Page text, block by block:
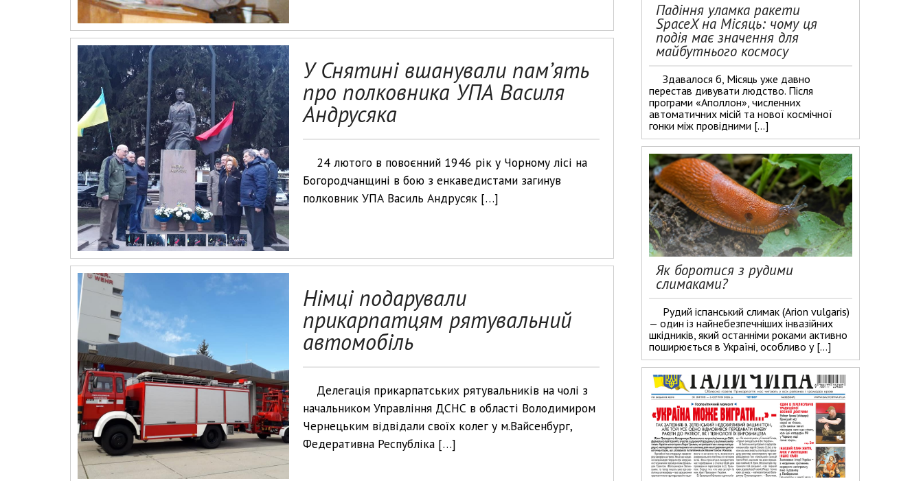
У Снятині вшанували пам’ять
про полковника УПА Василя
Андрусяка
24 лютого в повоєнний 1946 рік у Чорному лісі на
Богородчанщині в бою з енкаведистами загинув
полковник УПА Василь Андрусяк […]
Німці подарували
прикарпатцям рятувальний
автомобіль
Делегація прикарпатських рятувальників на чолі з
начальником Управління ДСНС в області Володимиром
Чернецьким відвідали своїх колег у м.Вайсенбург,
Федеративна Республіка […]
Падіння уламка ракети
SpaceX на Місяць: чому ця
подія має значення для
майбутнього космосу
Здавалося б, Місяць уже давно
перестав дивувати людство. Після
програми «Аполлон», численних
автоматичних місій та нової космічної
гонки між провідними […]
Як боротися з рудими
слимаками?
Рудий іспанський слимак (Arion vulgaris)
— один із найнебезпечніших інвазійних
шкідників, який останніми роками активно
поширюється в Україні, особливо у […]